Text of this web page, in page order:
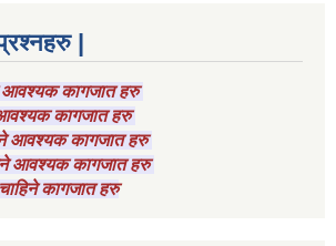
|
आवश्यक कागजात हरु
आवश्यक कागजात हरु
आवश्यक कागजात हरु
आवश्यक कागजात हरु
चाहिने कागजात हरु